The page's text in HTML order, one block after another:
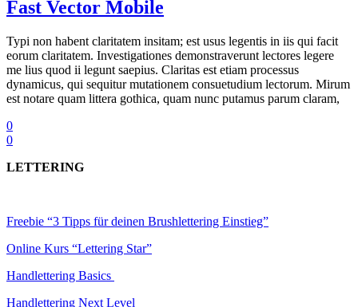
Fast Vector Mobile
Typi non habent claritatem insitam; est usus legentis in iis qui facit
eorum claritatem. Investigationes demonstraverunt lectores legere
me lius quod ii legunt saepius. Claritas est etiam processus
dynamicus, qui sequitur mutationem consuetudium lectorum. Mirum
est notare quam littera gothica, quam nunc putamus parum claram,
0
0
LETTERING
Freebie “3 Tipps für deinen Brushlettering Einstieg”
Online Kurs “Lettering Star”
Handlettering Basics
Handlettering Next Level